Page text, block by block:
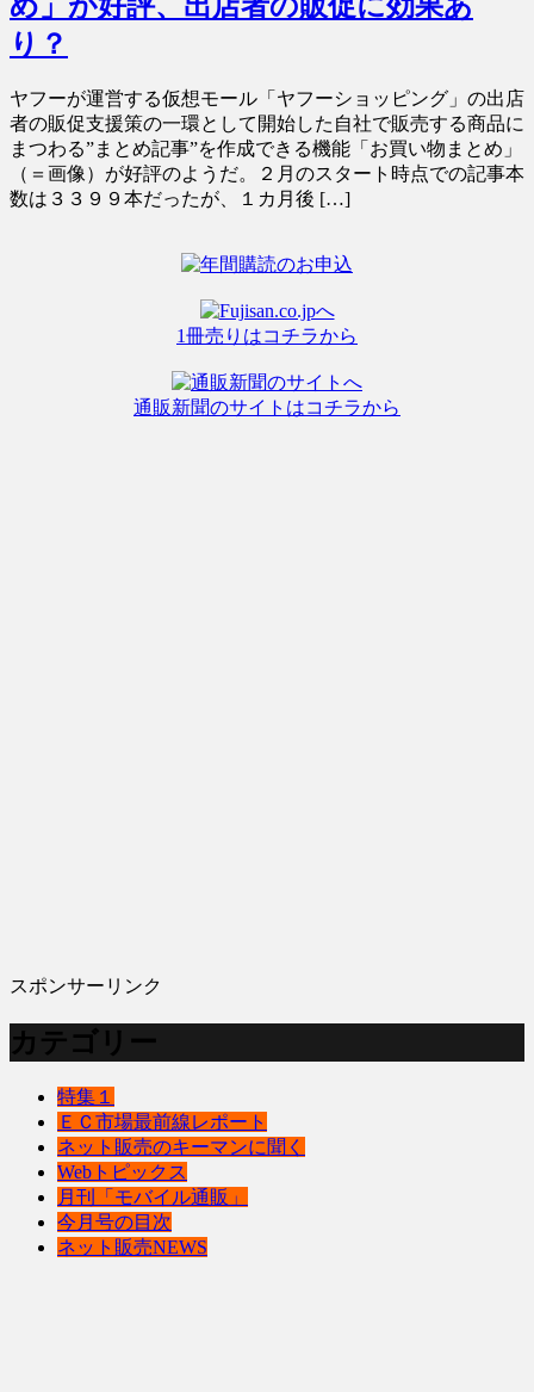
り？
ヤフーが運営する仮想モール「ヤフーショッピング」の出店
者の販促支援策の一環として開始した自社で販売する商品に
まつわる”まとめ記事”を作成できる機能「お買い物まとめ」
（＝画像）が好評のようだ。２月のスタート時点での記事本
数は３３９９本だったが、１カ月後 […]
1冊売りはコチラから
通販新聞のサイトはコチラから
スポンサーリンク
カテゴリー
特集１
ＥＣ市場最前線レポート
ネット販売のキーマンに聞く
Webトピックス
月刊「モバイル通販」
今月号の目次
ネット販売NEWS